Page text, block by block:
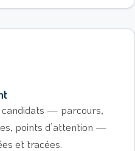
candidats — parcours,
points d’attention —
et tracées.